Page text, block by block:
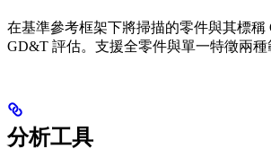
在基準參考框架下將掃描的零件與其標稱
GD&T 評估。支援全零件與單一特徵兩種
分析工具